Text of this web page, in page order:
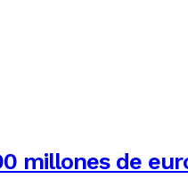
millones de